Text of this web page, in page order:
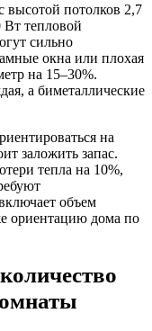
потолков 2,7
Вт тепловой
сильно
окна или плохая
на 15–30%.
а биметаллические
на
заложить запас.
тепла на 10%,
объем
ориентацию дома по